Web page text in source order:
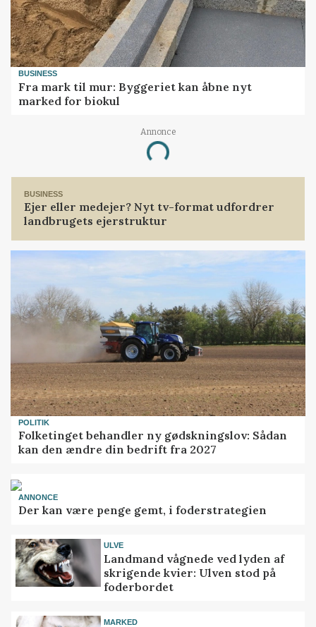
BUSINESS
Fra mark til mur: Byggeriet kan åbne nyt
marked for biokul
Annonce
Loading...
BUSINESS
Ejer eller medejer? Nyt tv-format udfordrer
landbrugets ejerstruktur
POLITIK
Folketinget behandler ny gødskningslov: Sådan
kan den ændre din bedrift fra 2027
ANNONCE
Der kan være penge gemt, i foderstrategien
ULVE
Landmand vågnede ved lyden af
skrigende kvier: Ulven stod på
foderbordet
MARKED